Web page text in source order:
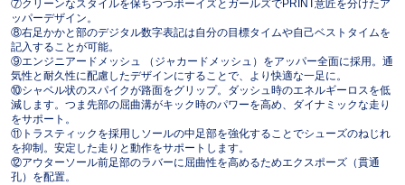
⑦クリーンなスタイルを保ちつつボーイズとガールズでPRINT意匠を分けたア
ッパーデザイン。
⑧右足かかと部のデジタル数字表記は自分の目標タイムや自己ベストタイムを
記入することが可能。
⑨エンジニアードメッシュ （ジャカードメッシュ）をアッパー全面に採用。通
気性と耐久性に配慮したデザインにすることで、より快適な一足に。
⑩シャベル状のスパイクが路面をグリップ。ダッシュ時のエネルギーロスを低
減します。つま先部の屈曲溝がキック時のパワーを高め、ダイナミックな走り
をサポート。
⑪トラスティックを採用しソールの中足部を強化することでシューズのねじれ
を抑制。安定した走りと動作をサポートします。
⑫アウターソール前足部のラバーに屈曲性を高めるためエクスポーズ（貫通
孔）を配置。